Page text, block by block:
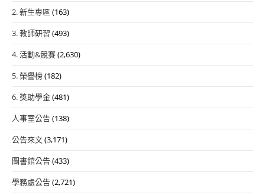
2. 新生專區 (163)
3. 教師研習 (493)
4. 活動&競賽(2,630)
5. 榮譽榜(182)
6. 獎助學金(481)
人事室公告(138)
公告來文(3,171)
圖書館公告(433)
學務處公告(2,721)